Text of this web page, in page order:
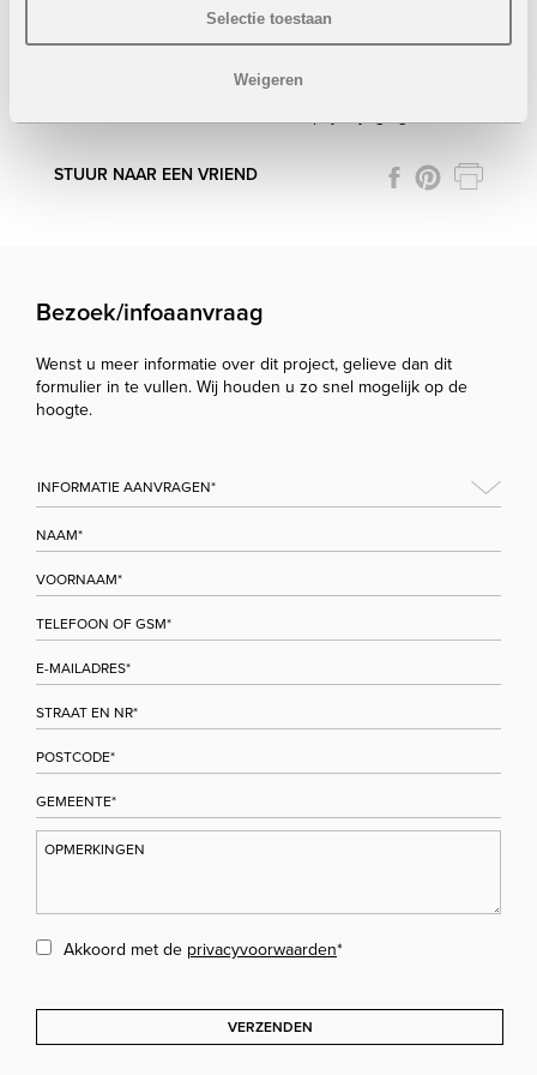
Selectie toestaan
Weigeren
Privaat zwembad: 18 m² (6 x 3 m)
STUUR NAAR EEN VRIEND
Bezoek/infoaanvraag
Wenst u meer informatie over dit project, gelieve dan dit
formulier in te vullen. Wij houden u zo snel mogelijk op de
hoogte.
Akkoord met de privacyvoorwaarden*
VERZENDEN